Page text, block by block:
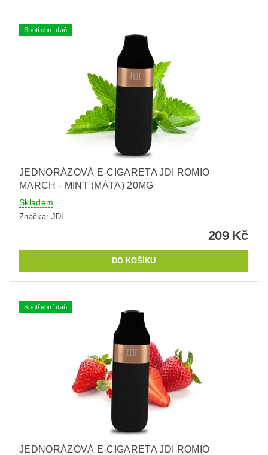
Spotřební daň
JEDNORÁZOVÁ E-CIGARETA JDI ROMIO
MARCH - MINT (MÁTA) 20MG
Skladem
Značka: JDI
209 Kč
Spotřební daň
JEDNORÁZOVÁ E-CIGARETA JDI ROMIO